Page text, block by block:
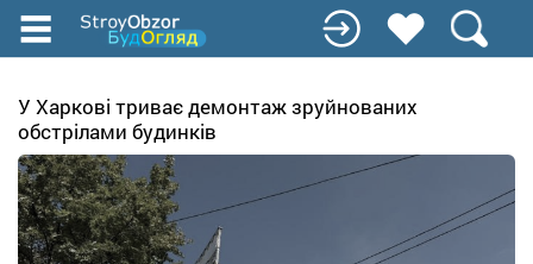
Перейти
до
вмісту
У Харкові триває демонтаж зруйнованих
обстрілами будинків